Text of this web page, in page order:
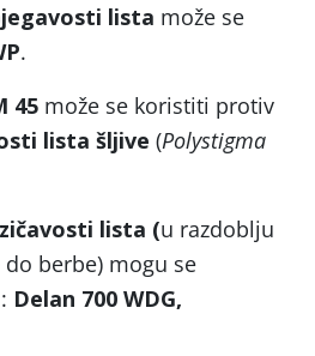
lista može se
.
45 može se koristiti protiv
lista šljive (Polystigma
lista (u razdoblju
berbe) mogu se
Delan 700 WDG,